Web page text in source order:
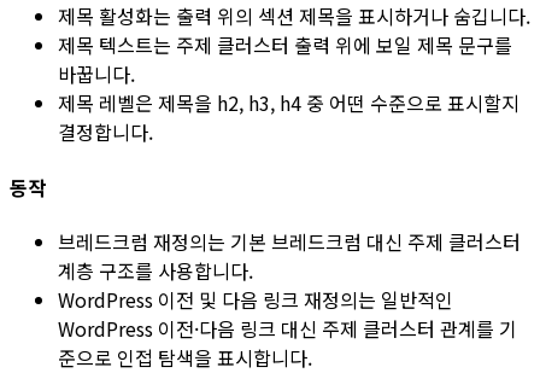
제목 활성화는 출력 위의 섹션 제목을 표시하거나 숨깁니다.
제목 텍스트는 주제 클러스터 출력 위에 보일 제목 문구를
바꿉니다.
제목 레벨은 제목을 h2, h3, h4 중 어떤 수준으로 표시할지
결정합니다.
동작
브레드크럼 재정의는 기본 브레드크럼 대신 주제 클러스터
계층 구조를 사용합니다.
WordPress 이전 및 다음 링크 재정의는 일반적인
WordPress 이전·다음 링크 대신 주제 클러스터 관계를 기
준으로 인접 탐색을 표시합니다.